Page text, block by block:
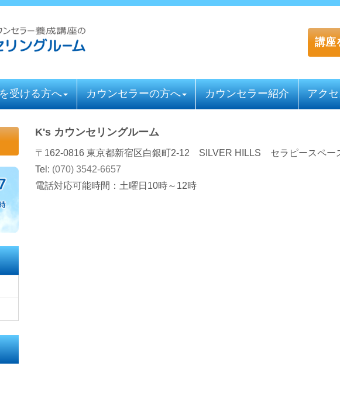
講座
受ける方へ カウンセラーの方へ カウンセラー紹介 アク
K's カウンセリングルーム
〒162-0816 東京都新宿区白銀町2-12 SILVER HILLS セラピースペー
Tel: (070) 3542-6657
電話対応可能時間：土曜日10時～12時